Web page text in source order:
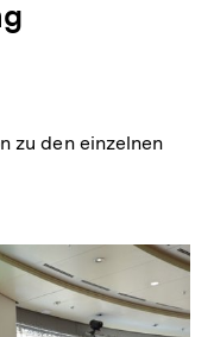
zu den einzelnen